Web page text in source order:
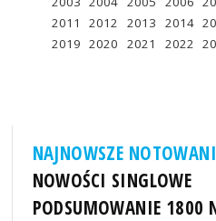
2011
2012 2013 2014
2019 2020 2021 2022
NAJNOWSZE
NOWOŚCI SINGLOWE
PODSUMOWANIE 1800